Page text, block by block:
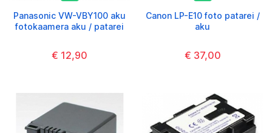
Panasonic VW-VBY100 aku
fotokaamera aku / patarei
€ 12,90
Canon LP-E10 foto patarei /
aku
€ 37,00